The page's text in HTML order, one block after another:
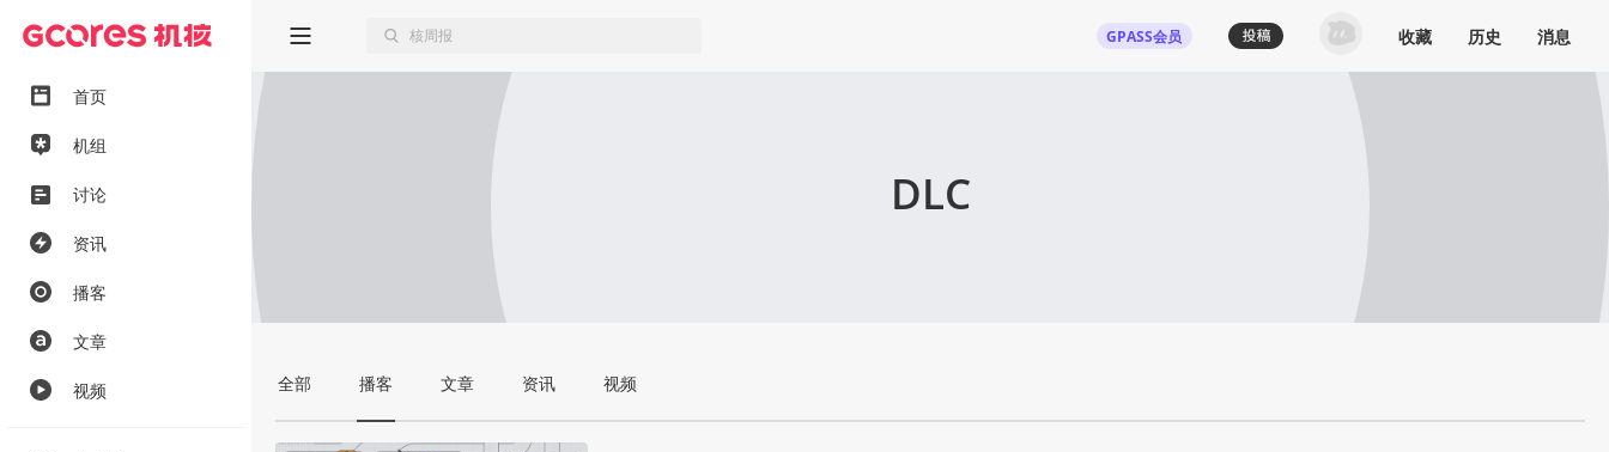
首页
机组
讨论
资讯
播客
文章
视频
GPASS会员 收藏 历史 消息
DLC
全部 播客 文章 资讯 视频